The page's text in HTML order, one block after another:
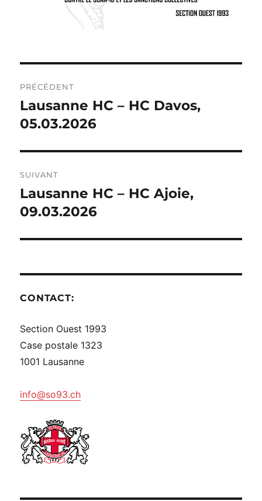
DE
L’ARTICLE
PRÉCÉDENT
Publication
précédente :
Lausanne HC – HC Davos,
05.03.2026
SUIVANT
Publication
suivante :
Lausanne HC – HC Ajoie,
09.03.2026
CONTACT:
Section Ouest 1993
Case postale 1323
1001 Lausanne
info@so93.ch